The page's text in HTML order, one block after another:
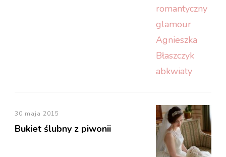
30 maja 2015
Bukiet ślubny z piwonii